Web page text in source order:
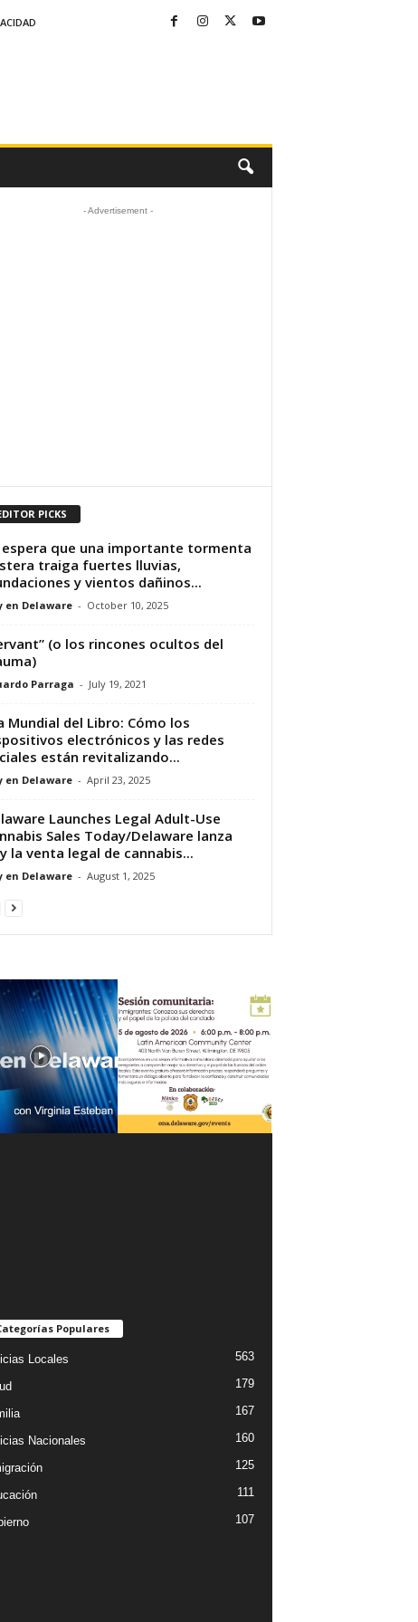
- Advertisement -
PICKS
espera que una importante tormenta
traiga fuertes lluvias,
y vientos dañinos...
en Delaware - October 10, 2025
(o los rincones ocultos del
Parraga - July 19, 2021
Mundial del Libro: Cómo los
electrónicos y las redes
están revitalizando...
en Delaware - April 23, 2025
Launches Legal Adult-Use
Sales Today/Delaware lanza
la venta legal de cannabis...
en Delaware - August 1, 2025
Populares
Locales 563
179
167
Nacionales 160
125
111
107